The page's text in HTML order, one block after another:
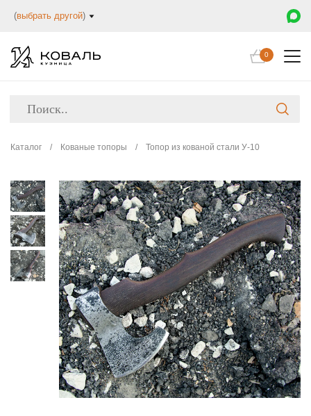
(выбрать другой)
0
Каталог / Кованые топоры / Топор из кованой стали У-10